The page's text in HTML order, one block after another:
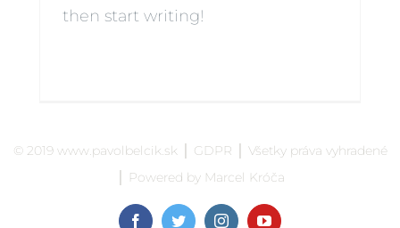
then start writing!
© 2019 www.pavolbelcik.sk│ GDPR │ Všetky práva vyhradené
│ Powered by Marcel Króča
FacebookTwitterInstagramYouTube